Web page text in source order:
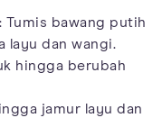
Tumis bawang putih
layu dan wangi.
hingga berubah
jamur layu dan